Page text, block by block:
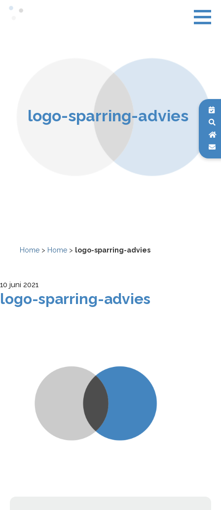
logo-sparring-advies
Home > Home > logo-sparring-advies
10 juni 2021
logo-sparring-advies